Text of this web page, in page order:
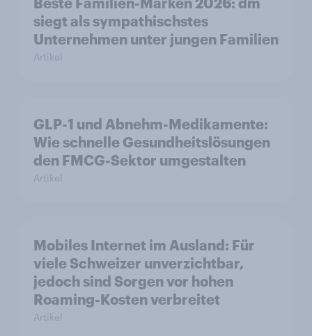
siegt als sympathischstes
Unternehmen unter jungen Familien
Artikel
GLP-1 und Abnehm-Medikamente:
Wie schnelle Gesundheitslösungen
den FMCG-Sektor umgestalten
Artikel
Mobiles Internet im Ausland: Für
viele Schweizer unverzichtbar,
jedoch sind Sorgen vor hohen
Roaming-Kosten verbreitet
Artikel